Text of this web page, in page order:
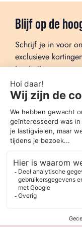
Blijf op de
Schrijf je in voor
exclusieve
inspiratie voor een
de beste gember-